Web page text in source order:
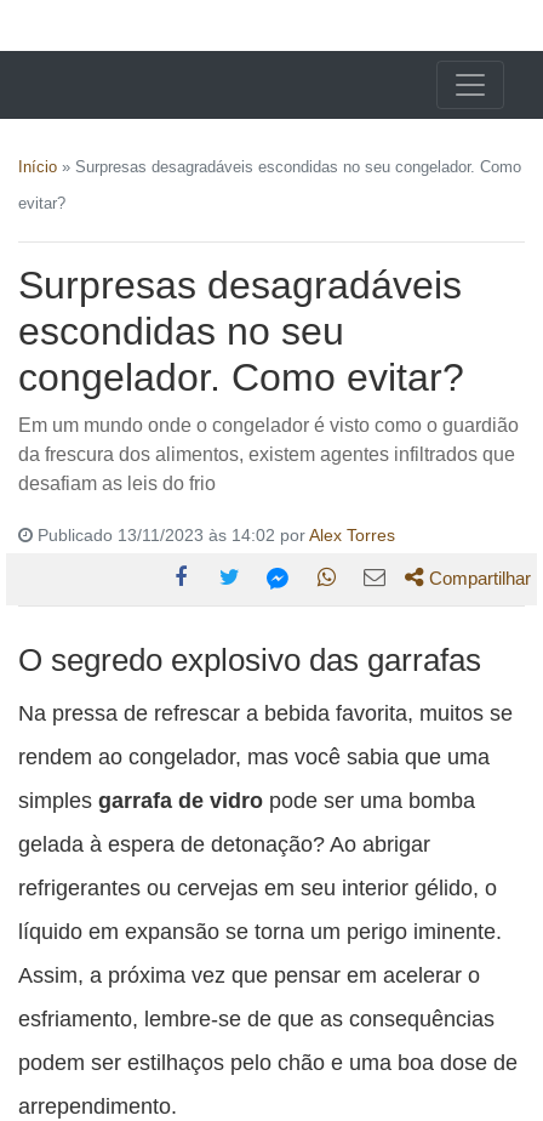
Início » Surpresas desagradáveis escondidas no seu congelador. Como
evitar?
Surpresas desagradáveis
escondidas no seu
congelador. Como evitar?
Em um mundo onde o congelador é visto como o guardião
da frescura dos alimentos, existem agentes infiltrados que
desafiam as leis do frio
Publicado 13/11/2023 às 14:02 porAlex Torres
esta
com
Facebook
esta
com
Twitter
esta
Messenger
esta
com
WhatsApp
esta
com
Email
Compartilhar
O segredo explosivo das garrafas
Na pressa de refrescar a bebida favorita, muitos se
rendem ao congelador, mas você sabia que uma
simples garrafa de vidro pode ser uma bomba
gelada à espera de detonação? Ao abrigar
refrigerantes ou cervejas em seu interior gélido, o
líquido em expansão se torna um perigo iminente.
Assim, a próxima vez que pensar em acelerar o
esfriamento, lembre-se de que as consequências
podem ser estilhaços pelo chão e uma boa dose de
arrependimento.